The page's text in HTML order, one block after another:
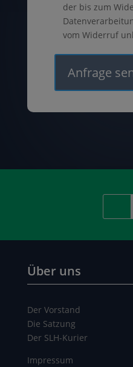
der bis zum
vom Widerruf
Über uns
Der Vorstand
Die Satzung
Der SLH-Kurier
Impressum